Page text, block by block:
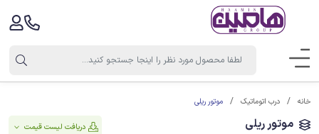
خانه درب اتوماتیک موتور ریلی
موتور ریلی دریافت لیست قیمت